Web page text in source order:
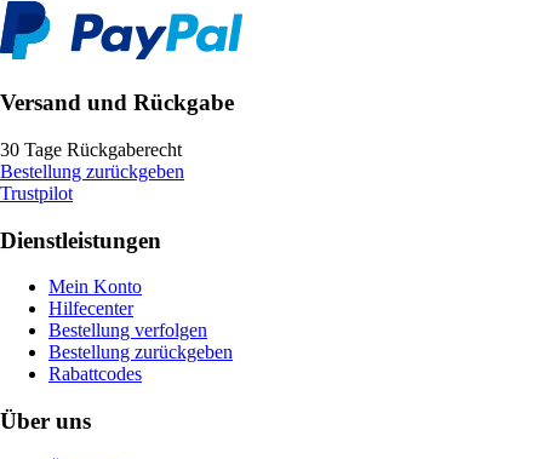
Versand und Rückgabe
30 Tage Rückgaberecht
Bestellung zurückgeben
Trustpilot
Dienstleistungen
Mein Konto
Hilfecenter
Bestellung verfolgen
Bestellung zurückgeben
Rabattcodes
Über uns